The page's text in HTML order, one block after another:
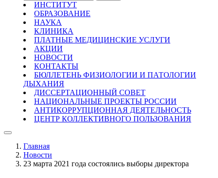
ИНСТИТУТ
ОБРАЗОВАНИЕ
НАУКА
КЛИНИКА
ПЛАТНЫЕ МЕДИЦИНСКИЕ УСЛУГИ
АКЦИИ
НОВОСТИ
КОНТАКТЫ
БЮЛЛЕТЕНЬ ФИЗИОЛОГИИ И ПАТОЛОГИИ
ДЫХАНИЯ
ДИССЕРТАЦИОННЫЙ СОВЕТ
НАЦИОНАЛЬНЫЕ ПРОЕКТЫ РОССИИ
АНТИКОРРУПЦИОННАЯ ДЕЯТЕЛЬНОСТЬ
ЦЕНТР КОЛЛЕКТИВНОГО ПОЛЬЗОВАНИЯ
Главная
Новости
23 марта 2021 года состоялись выборы директора